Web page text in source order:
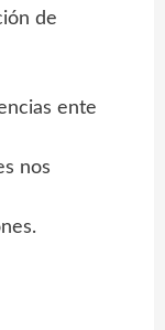
de
ente
nos